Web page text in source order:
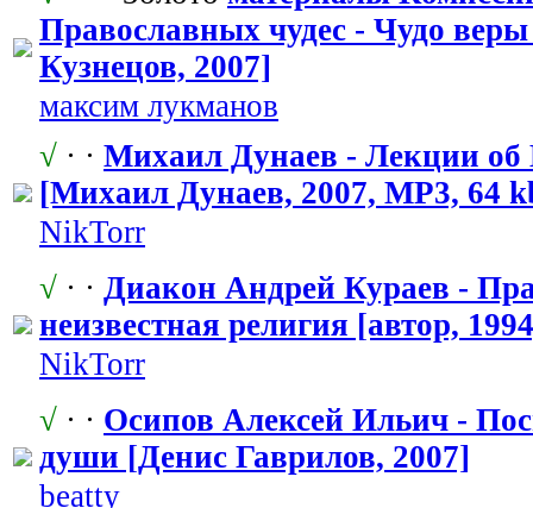
Православных чудес - Чудо
Кузнецов, 2007]
максим лукманов
√ · · Михаил Дунаев - Лекции
[Михаил Дунаев, 2007, MP3, 64
NikTorr
√ · · Диакон Андрей Кураев -
неизвестная религия [автор,
NikTorr
√ · · Осипов Алексей Ильич -
души [Денис Гаврилов, 2007]
beatty